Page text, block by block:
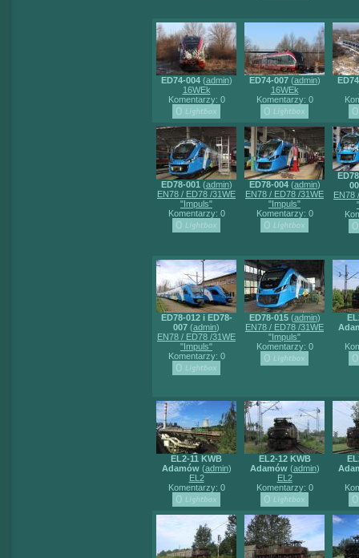
ED74-004(admin)
16WEk
Komentarzy: 0
ED74-007(admin)
16WEk
Komentarzy: 0
ED78-001 (admin)
EN78 / ED78 /31WE
"Impuls"
Komentarzy: 0
ED78-004(admin)
EN78 / ED78 /31WE
"Impuls"
Komentarzy: 0
EN78
ED78-012 i ED78-
007 (admin)
EN78 / ED78 /31WE
"Impuls"
Komentarzy: 0
ED78-015(admin)
EN78 / ED78 /31WE
"Impuls"
Komentarzy: 0
EL2-11 KWB
Adamów(admin)
EL2
Komentarzy: 0
EL2-12 KWB
Adamów(admin)
EL2
Komentarzy: 0